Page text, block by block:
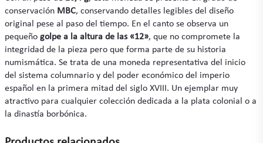
conservación MBC, conservando detalles legibles del diseño
original pese al paso del tiempo. En el canto se observa un
pequeño golpe a la altura de las «12», que no compromete la
integridad de la pieza pero que forma parte de su historia
numismática. Se trata de una moneda representativa del inicio
del sistema columnario y del poder económico del imperio
español en la primera mitad del siglo XVIII. Un ejemplar muy
atractivo para cualquier colección dedicada a la plata colonial o a
la dinastía borbónica.